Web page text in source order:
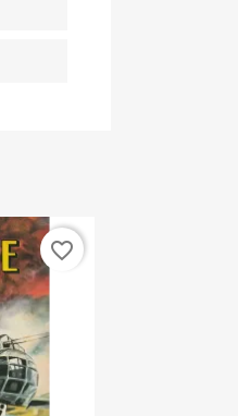
favorite_border